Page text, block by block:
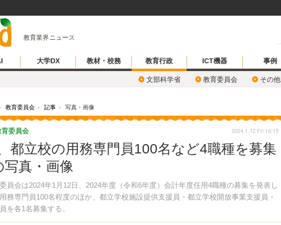
教育業界ニュース
大学DX 教材・校務 教育行政
文部科学省 教育委員会 その他
ICT機器 事例
› 教育委員会 › 記事 › 写真・画像
都立校の用務専門員100名など4職種を募集
写真・画像
員会は2024年1月12日、2024年度（令和6年度）会計年度任用4職種の募集を発表し
務専門員100名程度のほか、都立学校施設提供支援員・都立学校開放事業支援員・
を各1名募集する。
育委員会 2024.1.12 Fri 16:15